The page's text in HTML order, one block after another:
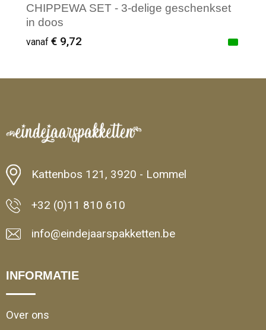
CHIPPEWA SET - 3-delige geschenkset
in doos
vanaf € 9,72
Kattenbos 121, 3920 - Lommel
+32 (0)11 810 610
info@eindejaarspakketten.be
INFORMATIE
Over ons